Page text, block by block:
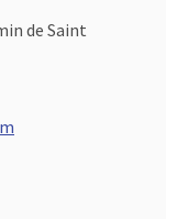
de Saint